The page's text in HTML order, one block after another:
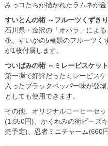
みっコたちが描かれたラムネが金
すいとんの術 ～フルーツくずき
石川県・金沢の「オハラ」による
桃、すいかの5種類のフルーツく
が1枚付属します。
ついばみの術 ～ミレービスケッ
第一弾で好評だったミレービス
入ったブラックペッパー味が登
としても使用できます。
その他、オリジナルコーヒーセ
(1,650円)、かくれみの術ビーズ
売予定)、忍者ミニチャーム(660